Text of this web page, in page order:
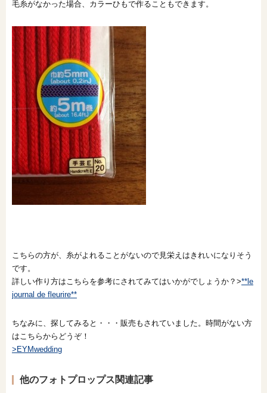
毛糸がなかった場合、カラーひもで作ることもできます。
こちらの方が、糸がよれることがないので見栄えはきれいになりそう
です。
詳しい作り方はこちらを参考にされてみてはいかがでしょうか？>**le
journal de fleurire**
ちなみに、探してみると・・・販売もされていました。時間がない方
はこちらからどうぞ！
>EYMwedding
他のフォトプロップス関連記事